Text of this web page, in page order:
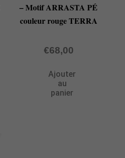
– Motif ARRASTA PÉ
couleur rouge TERRA
€68,00
Ajouter
au
panier